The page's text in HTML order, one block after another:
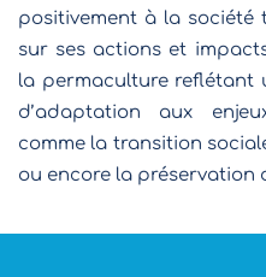
positivement à la
sur ses actions et
la permaculture reflétant
d’adaptation aux
comme la transition
ou encore la préservation